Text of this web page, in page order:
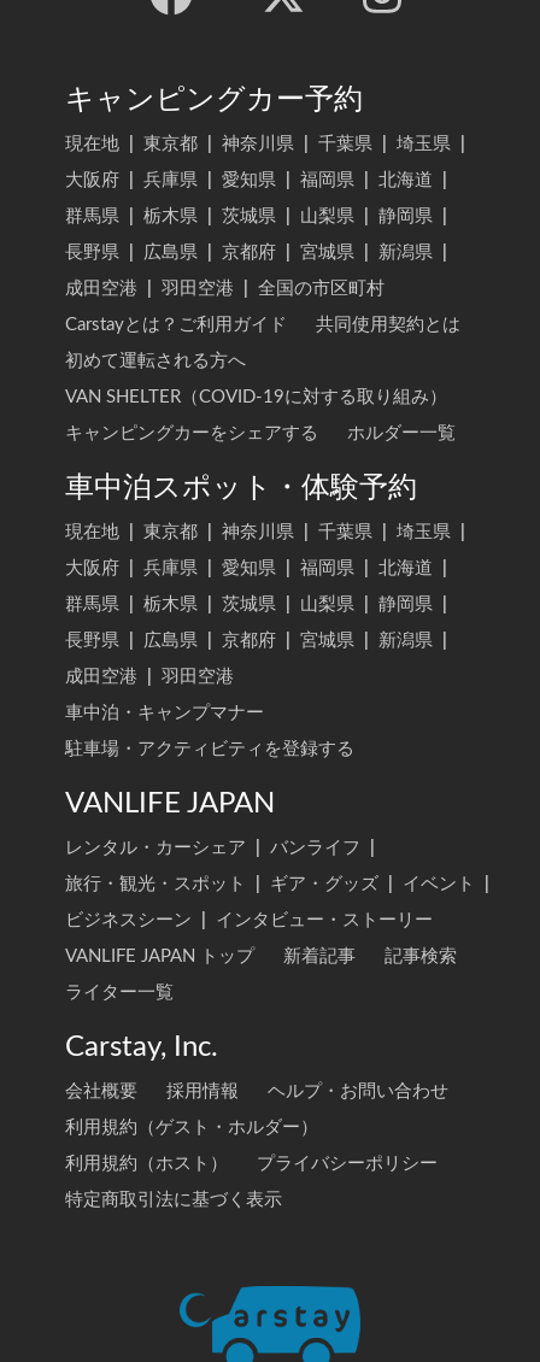
キャンピングカー予約
現在地 東京都 神奈川県 千葉県 埼玉県
大阪府
兵庫県 愛知県 福岡県 北海道
群馬県
栃木県 茨城県 山梨県 静岡県
長野県
広島県 京都府 宮城県 新潟県
成田空港
羽田空港
全国の市区町村
Carstayとは？ご利用ガイド
共同使用契約とは
初めて運転される方へ
VAN SHELTER（COVID-19に対する取り組み）
キャンピングカーをシェアする
ホルダー一覧
車中泊スポット・体験予約
現在地 東京都 神奈川県 千葉県 埼玉県
大阪府
兵庫県 愛知県 福岡県 北海道
群馬県
栃木県 茨城県 山梨県 静岡県
長野県
広島県 京都府 宮城県 新潟県
成田空港
羽田空港
車中泊・キャンプマナー
駐車場・アクティビティを登録する
VANLIFE JAPAN
レンタル・カーシェア バンライフ
旅行・観光・スポット
ギア・グッズ イベント
ビジネスシーン
インタビュー・ストーリー
VANLIFE JAPAN トップ
新着記事
記事検索
ライター一覧
Carstay, Inc.
会社概要 採用情報
ヘルプ・お問い合わせ
利用規約（ゲスト・ホルダー）
利用規約（ホスト）
プライバシーポリシー
特定商取引法に基づく表示